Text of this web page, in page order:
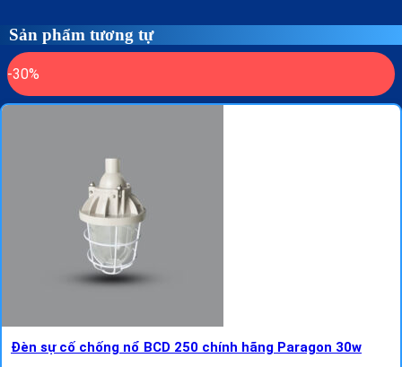
Sản phẩm tương tự
-30%
Đèn sự cố chống nổ BCD 250 chính hãng Paragon 30w